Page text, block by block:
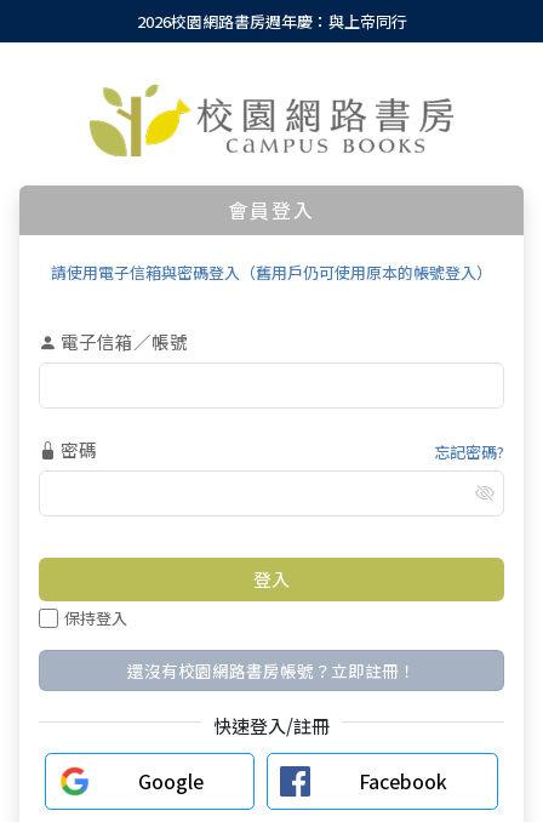
2026校園網路書房週年慶：與上帝同行
會員登入
請使用電子信箱與密碼登入（舊用戶仍可使用原本的帳號登入）
電子信箱／帳號
密碼 忘記密碼?
保持登入
還沒有校園網路書房帳號？立即註冊！
快速登入/註冊
Google Facebook